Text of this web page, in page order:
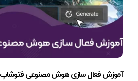
آموزش فعال سازی هوش مصنوعی فتوشاپ